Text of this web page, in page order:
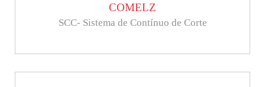
COMELZ
SCC- Sistema de Contínuo de Corte